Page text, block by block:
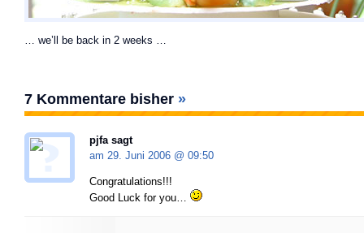
… we’ll be back in 2 weeks …
7 Kommentare bisher »
pjfasagt
am 29. Juni 2006 @ 09:50
Congratulations!!!
Good Luck for you…